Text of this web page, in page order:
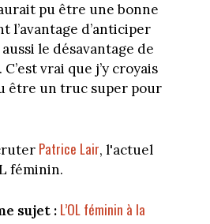
pu être une bonne
l’avantage d’anticiper
le désavantage de
vrai que j’y croyais
être un truc super pour
Patrice Lair, l'actuel
féminin.
sujet : L’OL féminin à la